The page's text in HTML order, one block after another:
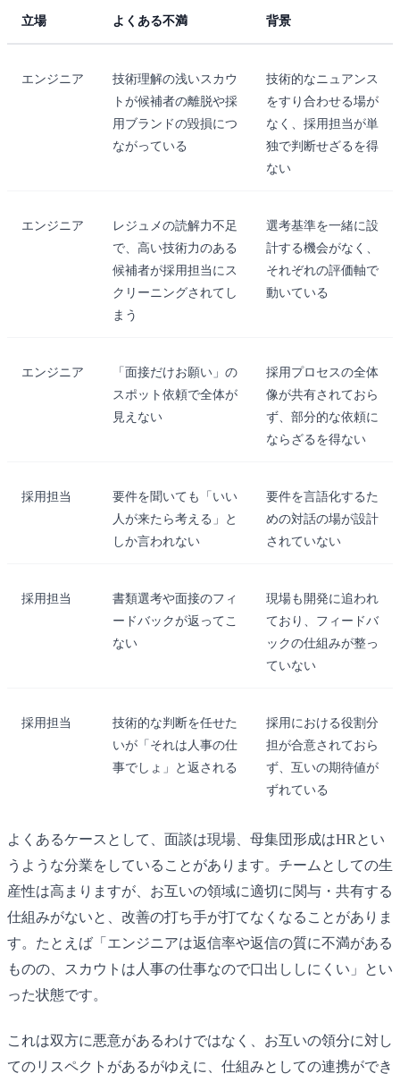
立場 よくある不満 背景
エンジニア
技術理解の浅いスカウ
トが候補者の離脱や採
用ブランドの毀損につ
ながっている
技術的なニュアンス
をすり合わせる場が
なく、採用担当が単
独で判断せざるを得
ない
エンジニア
レジュメの読解力不足
で、高い技術力のある
候補者が採用担当にス
クリーニングされてし
まう
選考基準を一緒に設
計する機会がなく、
それぞれの評価軸で
動いている
エンジニア
「面接だけお願い」の
スポット依頼で全体が
見えない
採用プロセスの全体
像が共有されておら
ず、部分的な依頼に
ならざるを得ない
採用担当
要件を聞いても「いい
人が来たら考える」と
しか言われない
要件を言語化するた
めの対話の場が設計
されていない
採用担当
書類選考や面接のフィ
ードバックが返ってこ
ない
現場も開発に追われ
ており、フィードバ
ックの仕組みが整っ
ていない
採用担当
技術的な判断を任せた
いが「それは人事の仕
事でしょ」と返される
採用における役割分
担が合意されておら
ず、互いの期待値が
ずれている
よくあるケースとして、面談は現場、母集団形成はHRとい
うような分業をしていることがあります。チームとしての生
産性は高まりますが、お互いの領域に適切に関与・共有する
仕組みがないと、改善の打ち手が打てなくなることがありま
す。たとえば「エンジニアは返信率や返信の質に不満がある
ものの、スカウトは人事の仕事なので口出ししにくい」とい
った状態です。
これは双方に悪意があるわけではなく、お互いの領分に対し
てのリスペクトがあるがゆえに、仕組みとしての連携ができ